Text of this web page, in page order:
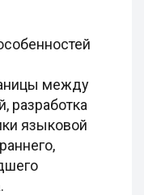
между
разработка
языковой